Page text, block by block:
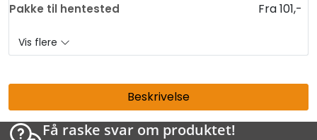
Pakke til hentested Fra 101,-
Vis flere
Beskrivelse
Få raske svar om produktet!